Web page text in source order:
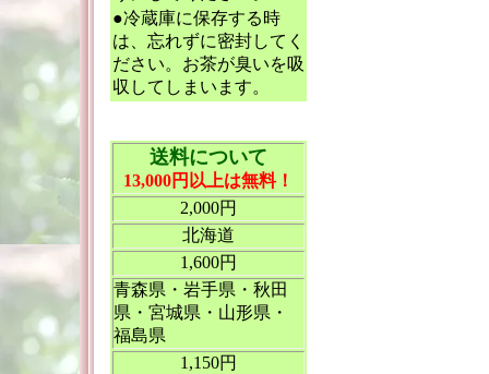
●冷蔵庫に保存する時
は、忘れずに密封してく
ださい。お茶が臭いを吸
収してしまいます。
送料について
13,000円以上は無料！
2,000円
北海道
1,600円
青森県・岩手県・秋田
県・宮城県・山形県・
福島県
1,150円